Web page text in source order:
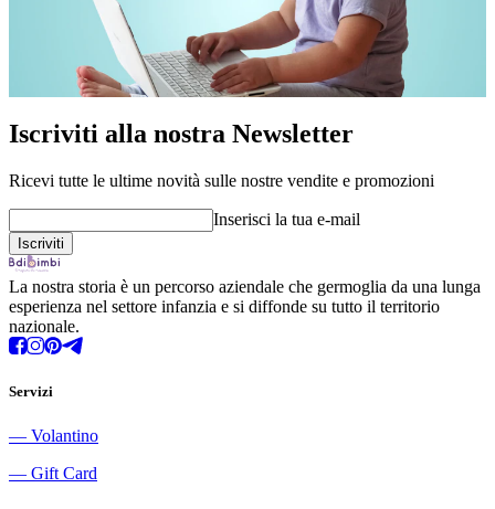
Iscriviti alla nostra Newsletter
Ricevi tutte le ultime novità sulle nostre vendite e promozioni
Inserisci la tua e-mail
La nostra storia è un percorso aziendale che germoglia da una lunga
esperienza nel settore infanzia e si diffonde su tutto il territorio
nazionale.
Servizi
― Volantino
― Gift Card